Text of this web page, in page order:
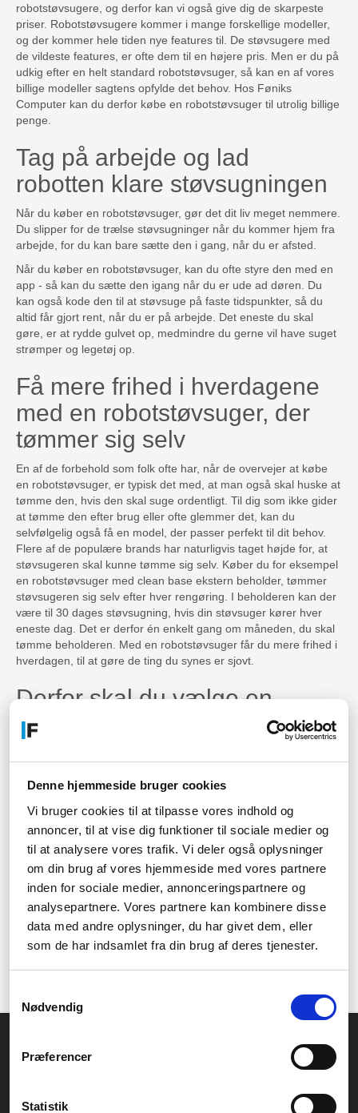
Denne hjemmeside bruger cookies
Vi bruger cookies til at tilpasse vores indhold og
annoncer, til at vise dig funktioner til sociale medier og
til at analysere vores trafik. Vi deler også oplysninger
om din brug af vores hjemmeside med vores partnere
inden for sociale medier, annonceringspartnere og
analysepartnere. Vores partnere kan kombinere disse
data med andre oplysninger, du har givet dem, eller
som de har indsamlet fra din brug af deres tjenester.
Nødvendig
Præferencer
Statistik
robotstøvsugere, og derfor kan vi også give dig de skarpeste
priser. Robotstøvsugere kommer i mange forskellige modeller,
og der kommer hele tiden nye features til. De støvsugere med
de vildeste features, er ofte dem til en højere pris. Men er du på
udkig efter en helt standard robotstøvsuger, så kan en af vores
billige modeller sagtens opfylde det behov. Hos Føniks
Computer kan du derfor købe en robotstøvsuger til utrolig billige
penge.
Tag på arbejde og lad
robotten klare støvsugningen
Når du køber en robotstøvsuger, gør det dit liv meget nemmere.
Du slipper for de trælse støvsugninger når du kommer hjem fra
arbejde, for du kan bare sætte den i gang, når du er afsted.
Når du køber en robotstøvsuger, kan du ofte styre den med en
app - så kan du sætte den igang når du er ude ad døren. Du
kan også kode den til at støvsuge på faste tidspunkter, så du
altid får gjort rent, når du er på arbejde. Det eneste du skal
gøre, er at rydde gulvet op, medmindre du gerne vil have suget
strømper og legetøj op.
Få mere frihed i hverdagene
med en robotstøvsuger, der
tømmer sig selv
En af de forbehold som folk ofte har, når de overvejer at købe
en robotstøvsuger, er typisk det med, at man også skal huske at
tømme den, hvis den skal suge ordentligt. Til dig som ikke gider
at tømme den efter brug eller ofte glemmer det, kan du
selvfølgelig også få en model, der passer perfekt til dit behov.
Flere af de populære brands har naturligvis taget højde for, at
støvsugeren skal kunne tømme sig selv. Køber du for eksempel
en robotstøvsuger med clean base ekstern beholder, tømmer
støvsugeren sig selv efter hver rengøring. I beholderen kan der
være til 30 dages støvsugning, hvis din støvsuger kører hver
eneste dag. Det er derfor én enkelt gang om måneden, du skal
tømme beholderen. Med en robotstøvsuger får du mere frihed i
hverdagen, til at gøre de ting du synes er sjovt.
Derfor skal du vælge en
robotstøvsuger med gulvvask
bagefter. Til det vil vi bare sige, at så har vi den perfekte model
Hos Føniks kan du slå to fluer med et smæk - du kan nemlig få
en robotstøvsuger med gulvvask. Så kan du få støvsuget og
vasket gulv, uden at du skal røre en finger. Hvis du gerne vil
købe en robotstøvsuger med gulvvasker, så skal du gå efter en,
som både kan virke til vådt og tørt, og som har en mobbepude
indbygget.
Har du en hund som ofte sætter beskidte poter på gulvet, eller
børn der sviner efter morgenmaden, så er det en stor hjælp i
CVR.: 26208637
Generelle henvendelser: